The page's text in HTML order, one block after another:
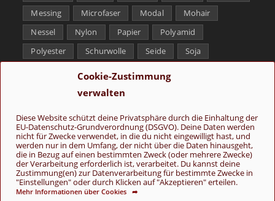
Cookie-Zustimmung
verwalten
Diese Website schützt deine Privatsphäre durch die Einhaltung der
EU-Datenschutz-Grundverordnung (DSGVO). Deine Daten werden
nicht für Zwecke verwendet, in die du nicht eingewilligt hast, und
werden nur in dem Umfang, der nicht über die Daten hinausgeht,
die in Bezug auf einen bestimmten Zweck (oder mehrere Zwecke)
der Verarbeitung erforderlich ist, verarbeitet. Du kannst deine
Zustimmung(en) zur Datenverarbeitung für bestimmte Zwecke in
"Einstellungen" oder durch Klicken auf "Akzeptieren" erteilen.
Mehr Informationen über Cookies ➦
Messing
Microfaser Modal
Mohair
Nessel
Nylon Papier
Polyamid
Polyester
Schurwolle Seide
Soja
Tencel
Yak
Folge uns